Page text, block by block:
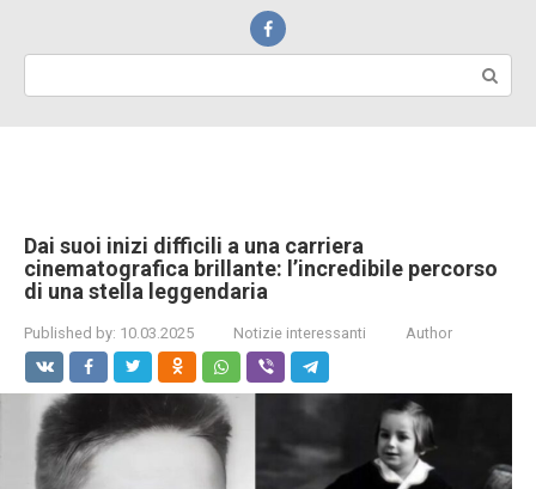
Dai suoi inizi difficili a una carriera
cinematografica brillante: l’incredibile percorso
di una stella leggendaria
Published by: 10.03.2025 Notizie interessanti Author